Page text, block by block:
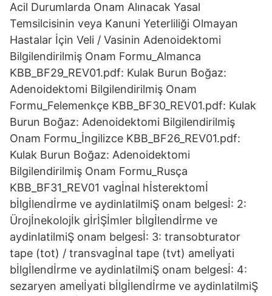
Acil Durumlarda Onam Alınacak Yasal
Temsilcisinin veya Kanuni Yeterliliği Olmayan
Hastalar İçin Veli / Vasinin Adenoidektomi
Bilgilendirilmiş Onam Formu_Almanca
KBB_BF29_REV01.pdf: Kulak Burun Boğaz:
Adenoidektomi Bilgilendirilmiş Onam
Formu_Felemenkçe KBB_BF30_REV01.pdf: Kulak
Burun Boğaz: Adenoidektomi Bilgilendirilmiş
Onam Formu_İngilizce KBB_BF26_REV01.pdf:
Kulak Burun Boğaz: Adenoidektomi
Bilgilendirilmiş Onam Formu_Rusça
KBB_BF31_REV01 vagİnal hİsterektomİ
bİlgİlendİrme ve aydinlatilmiŞ onam belgesİ: 2:
Ürojİnekolojİk gİrİŞİmler bİlgİlendİrme ve
aydinlatilmiŞ onam belgesİ: 3: transobturator
tape (tot) / transvagİnal tape (tvt) amelİyati
bİlgİlendİrme ve aydinlatilmiŞ onam belgesİ: 4:
sezaryen amelİyati bİlgİlendİrme ve aydinlatilmiŞ